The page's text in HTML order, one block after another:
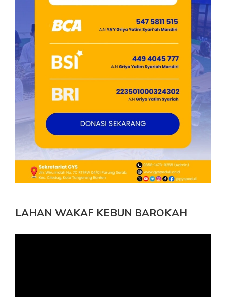
LAHAN WAKAF KEBUN BAROKAH